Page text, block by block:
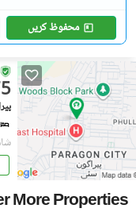
محفوظ کریں
More Properties